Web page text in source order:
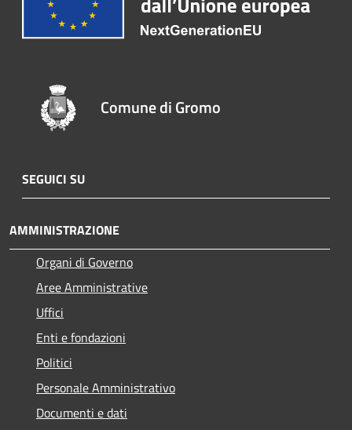
Comune di Gromo
SEGUICI SU
AMMINISTRAZIONE
Organi di Governo
Aree Amministrative
Uffici
Enti e fondazioni
Politici
Personale Amministrativo
Documenti e dati